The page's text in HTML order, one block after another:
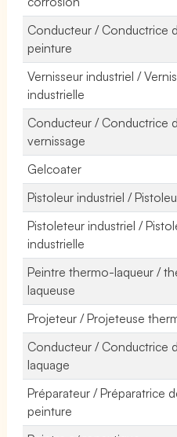
Conducteur / Conductrice
peinture
Vernisseur industriel /
industrielle
Conducteur / Conductrice
vernissage
Gelcoater
Pistoleur industriel /
Pistoleteur industriel /
industrielle
Peintre thermo-laqueur /
laqueuse
Projeteur / Projeteuse
Conducteur / Conductrice
laquage
Préparateur / Préparatrice
peinture